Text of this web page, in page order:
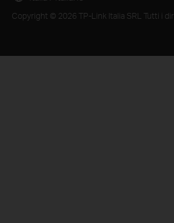
Copyright © 2026 TP-Link Italia SRL Tutti i